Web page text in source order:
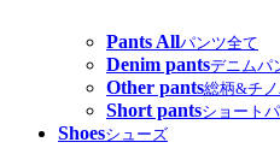
Pants Allパンツ全て
Denim pantsデニムパ
Other pants総柄&チ
Short pantsショート
Shoesシューズ